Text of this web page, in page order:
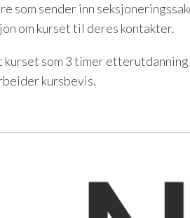
som sender inn
om kurset til deres kontakter.
som 3 timer
kursbevis.